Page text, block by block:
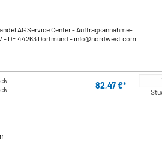
AG Service Center - Auftragsannahme-
- DE 44263 Dortmund - info@nordwest.com
82,47 €*